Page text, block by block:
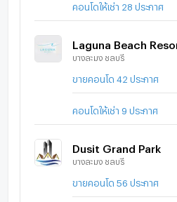
คอนโดให้เช่า 28 ประกาศ
Laguna Beach
บางละมุง ชลบุรี
ขายคอนโด 42 ประกาศ
คอนโดให้เช่า 9 ประกาศ
Dusit Grand Park
บางละมุง ชลบุรี
ขายคอนโด 56 ประกาศ